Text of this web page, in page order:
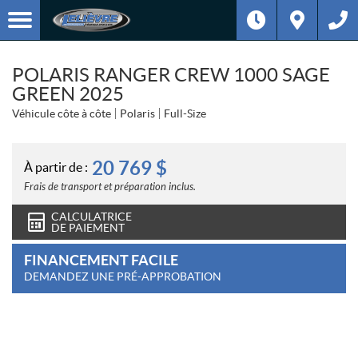
POLARIS RANGER CREW 1000 SAGE
GREEN 2025
Véhicule côte à côte Polaris Full-Size
À partir de : 20 769 $
Frais de transport et préparation inclus.
CALCULATRICE
DE PAIEMENT
FINANCEMENT FACILE
DEMANDEZ UNE PRÉ-APPROBATION